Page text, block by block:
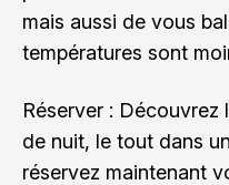
mais aussi de vous
températures sont
Réserver :
de nuit, le tout dans
réservez maintenant